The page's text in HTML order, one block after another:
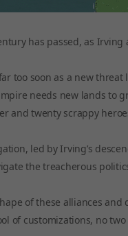
has passed, as
too soon as a new threat
needs new lands to
and twenty scrappy
led by Irving’s
the treacherous
of these alliances and
of customizations, no